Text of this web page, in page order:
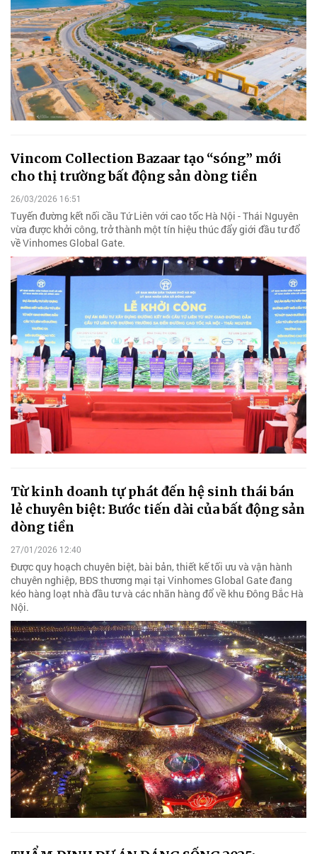
Vincom Collection Bazaar tạo “sóng” mới
cho thị trường bất động sản dòng tiền
26/03/2026 16:51
Tuyến đường kết nối cầu Tứ Liên với cao tốc Hà Nội - Thái Nguyên
vừa được khởi công, trở thành một tín hiệu thúc đẩy giới đầu tư đổ
về Vinhomes Global Gate.
Từ kinh doanh tự phát đến hệ sinh thái bán
lẻ chuyên biệt: Bước tiến dài của bất động sản
dòng tiền
27/01/2026 12:40
Được quy hoạch chuyên biệt, bài bản, thiết kế tối ưu và vận hành
chuyên nghiệp, BĐS thương mại tại Vinhomes Global Gate đang
kéo hàng loạt nhà đầu tư và các nhãn hàng đổ về khu Đông Bắc Hà
Nội.